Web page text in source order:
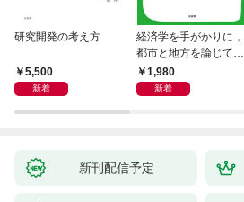
研究開発の考え方
5,500
新着
経済学を手がかりに，
都市と地方を論じてみ
よう1,980
新着
新刊配信予定